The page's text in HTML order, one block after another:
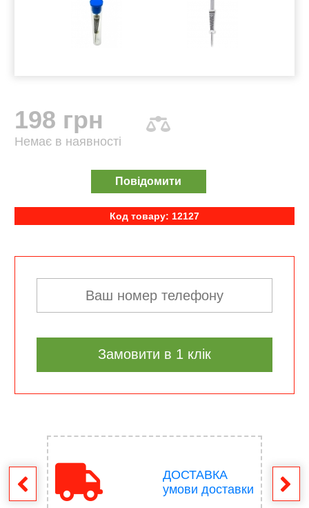
198 грн
Немає в наявності
Повідомити
Код товару: 12127
Замовити в 1 клік
ДОСТАВКА
умови доставки